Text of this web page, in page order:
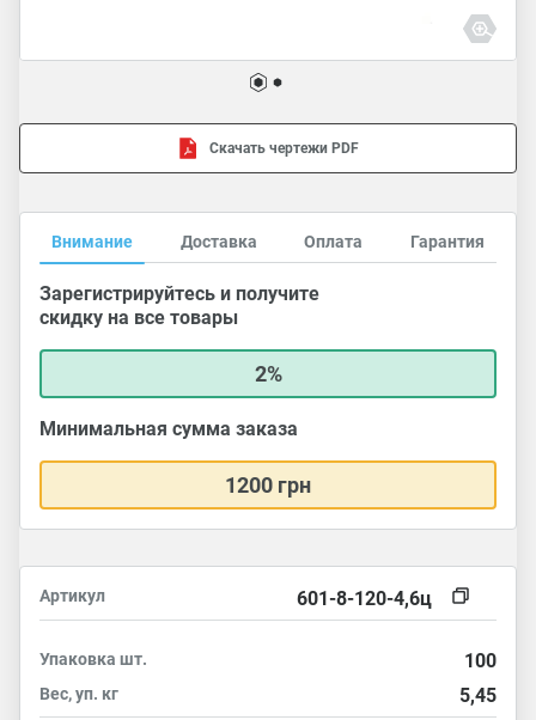
Скачать чертежи PDF
Внимание Доставка Оплата Гарантия
Зарегистрируйтесь и получите
скидку на все товары
2%
Минимальная сумма заказа
1200 грн
Артикул 601-8-120-4,6ц
Упаковка шт. 100
Вес, уп. кг 5,45